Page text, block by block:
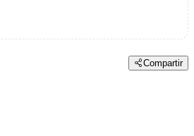
Compartir